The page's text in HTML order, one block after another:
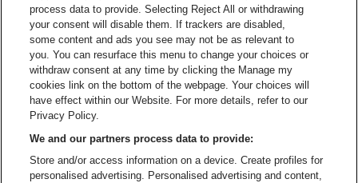
Ga naar de website van Het
Ga naar de
Ga naar de website van Gazet
Ga naar de
Stadsschouwburg Antwerpen is een deel van be•at
Stadsschouwburg Antwerpen
Be-At Venues
Schijnpoortweg 119, 2170 Antwerpen
process data to provide. Selecting Reject All or withdrawing
your consent will disable them. If trackers are disabled,
some content and ads you see may not be as relevant to
you. You can resurface this menu to change your choices or
withdraw consent at any time by clicking the Manage my
cookies link on the bottom of the webpage. Your choices will
have effect within our Website. For more details, refer to our
Privacy Policy.
We and our partners process data to provide:
Store and/or access information on a device. Create profiles for
personalised advertising. Personalised advertising and content,